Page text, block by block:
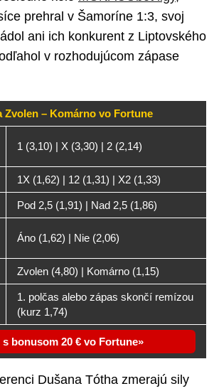
prehral v Šamoríne 1:3, svoj
ani ich konkurent z Liptovského
v rozhodujúcom zápase
Zvolen – Komárno vo Fortune
1 (3,10) | X (3,30) | 2 (2,14)
1X (1,62) | 12 (1,31) | X2 (1,33)
Pod 2,5 (1,91) | Nad 2,5 (1,86)
Áno (1,62) | Nie (2,06)
Zvolen (4,80) | Komárno (1,15)
1. polčas alebo zápas skončí remízou
(kurz 1,74)
s bonusom 20 € vo Fortune
Dušana Tótha zmerajú sily